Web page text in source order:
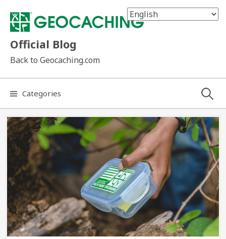
content
Official Blog
Back to Geocaching.com
Categories Search
for: